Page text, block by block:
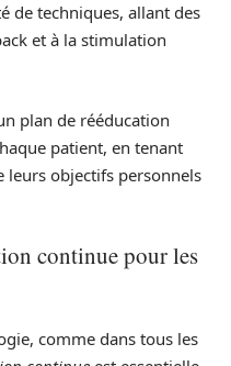
de techniques, allant des
et à la stimulation
plan de rééducation
patient, en tenant
leurs objectifs personnels
continue pour les
comme dans tous les